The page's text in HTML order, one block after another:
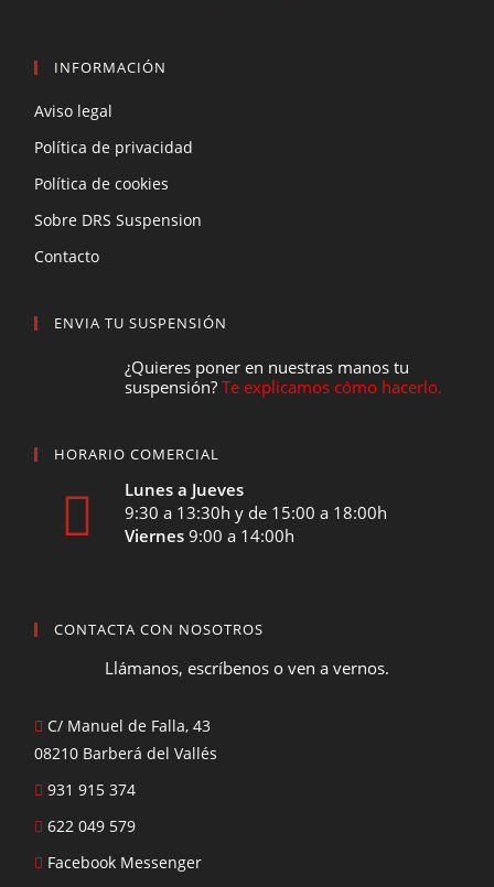
INFORMACIÓN
Aviso legal
Política de privacidad
Política de cookies
Sobre DRS Suspension
Contacto
ENVIA TU SUSPENSIÓN
¿Quieres poner en nuestras manos tu
suspensión?Te explicamos cómo hacerlo.
HORARIO COMERCIAL
Lunes a Jueves
9:30 a 13:30h y de 15:00 a 18:00h
Viernes9:00 a 14:00h
CONTACTA CON NOSOTROS
Llámanos, escríbenos o ven a vernos.
C/ Manuel de Falla, 43
08210 Barberá del Vallés
931 915 374
622 049 579
Facebook Messenger